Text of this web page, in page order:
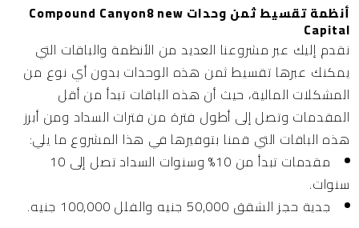
أنظمة تقسيط ثمن وحدات Compound Canyon8 new
Capital
نقدم إليك عبر مشروعنا العديد من الأنظمة والباقات التي
يمكنك عبرها تقسيط ثمن هذه الوحدات بدون أي نوع من
المشكلات المالية، حيث أن هذه الباقات تبدأ من أقل
المقدمات وتصل إلى أطول فترة من فترات السداد ومن أبرز
هذه الباقات التي قمنا بتوفيرها في هذا المشروع ما يلي:
مقدمات تبدأ من 10% وسنوات السداد تصل إلى 10
سنوات.
جدية حجز الشقق 50,000 جنيه والفلل 100,000 جنيه.